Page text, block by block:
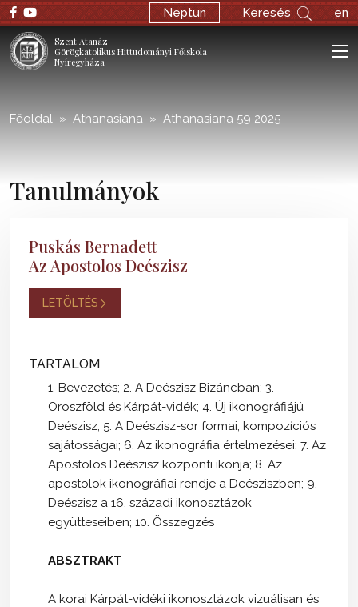
; Neptun Keresés en
Szent Atanáz
Görögkatolikus Hittudományi Főiskola
Nyíregyháza
Főoldal Athanasiana Athanasiana 59 2025
Tanulmányok
Puskás Bernadett
Az Apostolos Deészisz
LETÖLTÉS
TARTALOM
1. Bevezetés; 2. A Deészisz Bizáncban; 3.
Oroszföld és Kárpát-vidék; 4. Új ikonográfiájú
Deészisz; 5. A Deészisz-sor formai, kompozíciós
sajátosságai; 6. Az ikonográfia értelmezései; 7. Az
Apostolos Deészisz központi ikonja; 8. Az
apostolok ikonográfiai rendje a Deésziszben; 9.
Deészisz a 16. századi ikonosztázok
együtteseiben; 10. Összegzés
ABSZTRAKT
A korai Kárpát-vidéki ikonosztázok vizuálisan és